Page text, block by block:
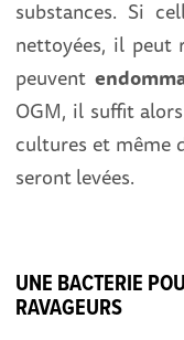
substances. Si
nettoyées, il peut
peuvent
OGM, il suffit
cultures et même
seront levées.
UNE BACTERIE
RAVAGEURS